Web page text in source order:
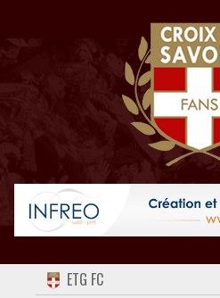
ACCUEILETG FC